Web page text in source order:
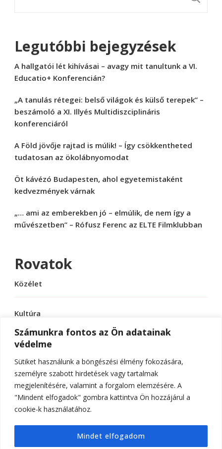
Számunkra fontos az Ön adatainak
védelme
Sütiket használunk a böngészési élmény fokozására,
személyre szabott hirdetések vagy tartalmak
megjelenítésére, valamint a forgalom elemzésére. A
"Mindent elfogadok" gombra kattintva Ön hozzájárul a
cookie-k használatához.
Mindet elfogadom
Legutóbbi bejegyzések
A hallgatói lét kihívásai – avagy mit tanultunk a VI.
Educatio+ Konferencián?
„A tanulás rétegei: belső világok és külső terepek” –
beszámoló a XI. Illyés Multidiszciplináris
konferenciáról
A Föld jövője rajtad is múlik! – Így csökkentheted
tudatosan az ökolábnyomodat
Öt kávézó Budapesten, ahol egyetemistaként
kedvezmények várnak
„… ami az emberekben jó – elmúlik, de nem így a
művészetben” – Rófusz Ferenc az ELTE Filmklubban
Rovatok
Közélet
Kultúra
Sport
Tudomány
© Szerzői jog 2026ELTE Online
fenntartva.Hello Fashion | FejlesztetteBlossom